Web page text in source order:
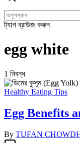
করুন
খুঁজুন
ট্যাগ ব্রাউজ করুন
egg white
1 নিবন্ধ
Healthy Eating Tips
Egg Benefits
By TUFAN